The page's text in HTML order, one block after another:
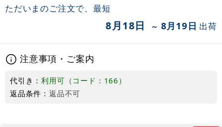
ただいまのご注文で、最短
8月18日 ～ 8月19日 出荷
注意事項・ご案内
代引き：利用可（コード：166）
返品条件： 返品不可